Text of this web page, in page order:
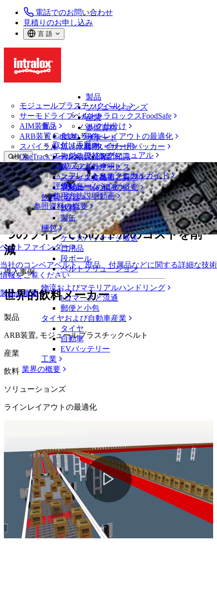
電話でのお問い合わせ
見積りのお申し込み
言 語
製品
モジュールプラスチックベルト
サーモドライブベルト
AIM装置
ARB装置
スパイラル
OneTrackツールおよび部品
ベルトファインダー
当社のコンベアベルト、部品、付属品などに関する詳細な技術
情報をご覧ください
製品の概要
ソリューションズ
イントラロックスFoodSafe
バルク仕分け
ラインレイアウトの最適化
パレタイザー用パッカー
専門知識
サービス
技術
ソリューションの概要
産業
食品
食肉、鶏肉
魚と水産物
青果物
製パン
スナック食品
乳製品
飲料と容器
飲料
製缶
梱包
ケースパッケージ搬送
日用品
段ボール
ベルトソリューション
物流およびマテリアルハンドリング
eコマースと流通
郵便と小包
タイヤおよび自動車産業
タイヤ
自動車
EVバッテリー
工業
業界の概要
参照資料
CalcLab
取付け手順
エンジニアリングマニュアル
CADファイル
パンフレット・テクニカルガイド
評価フォーム
使用方法説明動画
参照資料の概要
サポート
お問い合わせ
保証
方針声明
よくあるご質問
サポートの概要
検 索
メニューを開く
ニュース・メディア
世界的飲料メーカーが、レイアウトに
関するコンサルテーションを利用し、1
つのラインで130万ドルのコストを削
減
導入事例
世界的飲料メーカー
製品
ARB装置, モジュールプラスチックベルト
産業
飲料
ソリューションズ
ラインレイアウトの最適化